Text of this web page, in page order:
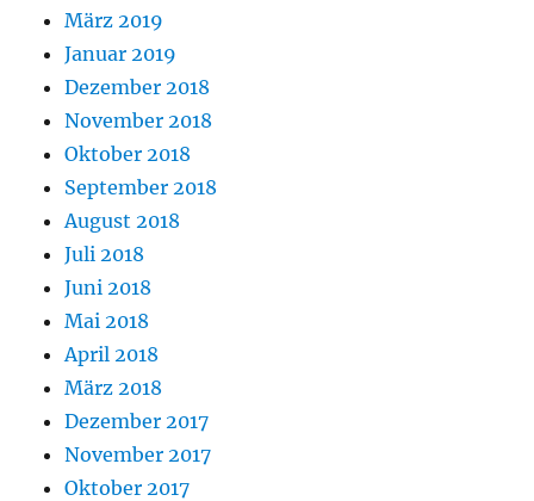
März 2019
Januar 2019
Dezember 2018
November 2018
Oktober 2018
September 2018
August 2018
Juli 2018
Juni 2018
Mai 2018
April 2018
März 2018
Dezember 2017
November 2017
Oktober 2017